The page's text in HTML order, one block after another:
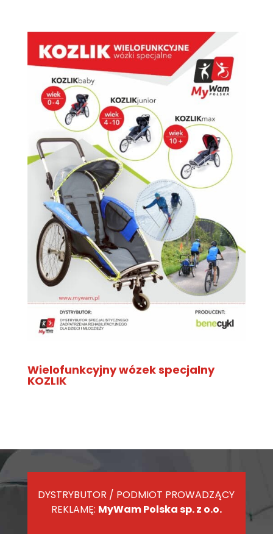
Wielofunkcyjny wózek specjalny
KOZLIK
DYSTRYBUTOR / PODMIOT PROWADZĄCY
REKLAMĘ: MyWam Polska sp. z o.o.